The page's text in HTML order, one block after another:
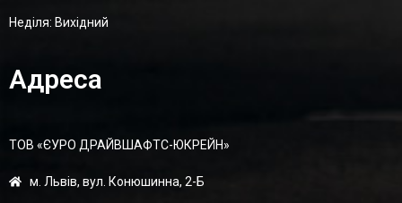
Неділя: Вихідний
Адреса
ТОВ «ЄУРО ДРАЙВШАФТC-ЮКРЕЙН»
м. Львів, вул. Конюшинна, 2-Б